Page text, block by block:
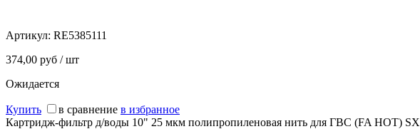
Артикул: RE5385111
374,00 руб / шт
Ожидается
Купить в сравнение в избранное
Картридж-фильтр д/воды 10" 25 мкм полипропиленовая нить для ГВС (FA HOT) SX